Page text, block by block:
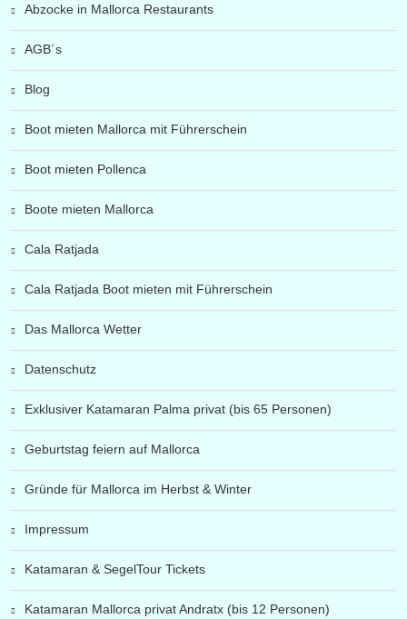
Abzocke in Mallorca Restaurants
AGB´s
Blog
Boot mieten Mallorca mit Führerschein
Boot mieten Pollenca
Boote mieten Mallorca
Cala Ratjada
Cala Ratjada Boot mieten mit Führerschein
Das Mallorca Wetter
Datenschutz
Exklusiver Katamaran Palma privat (bis 65 Personen)
Geburtstag feiern auf Mallorca
Gründe für Mallorca im Herbst & Winter
Impressum
Katamaran & SegelTour Tickets
Katamaran Mallorca privat Andratx (bis 12 Personen)